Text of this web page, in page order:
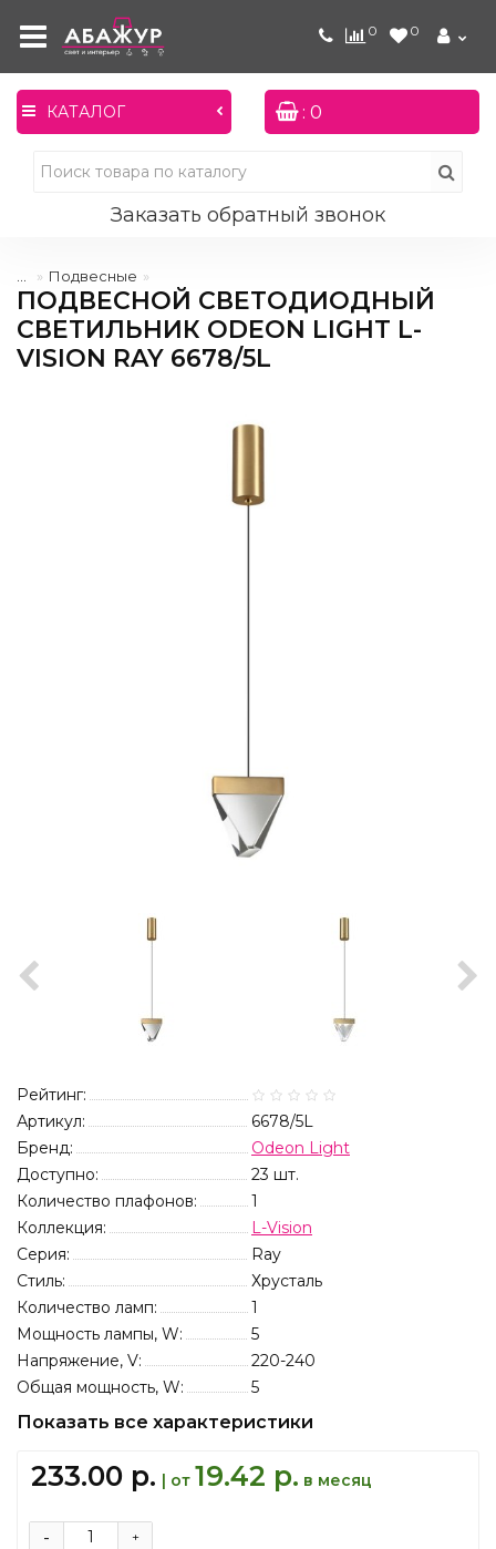
0 0
КАТАЛОГ : 0
Заказать обратный звонок
Подвесные
ПОДВЕСНОЙ СВЕТОДИОДНЫЙ
СВЕТИЛЬНИК ODEON LIGHT L-
VISION RAY 6678/5L
Рейтинг:
Артикул:
6678/5L
Бренд:
Odeon Light
Доступно:
23 шт.
Количество плафонов:
1
Коллекция:
L-Vision
Серия:
Ray
Стиль:
Хрусталь
Количество ламп:
1
Мощность лампы, W:
5
Напряжение, V:
220-240
Общая мощность, W:
5
Показать все характеристики
233.00 р. | от 19.42 р. в месяц
+
-